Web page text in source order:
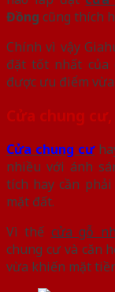
Đồng cũng thích
Chính vì vậy
đặt tốt nhất của
được ưu điểm
Cửa chung cư,
Cửa chung cư
nhiều với ánh
tích hay cần
mặt đất.
Vì thế cửa gỗ
chung cư và căn
vừa khiến mặt